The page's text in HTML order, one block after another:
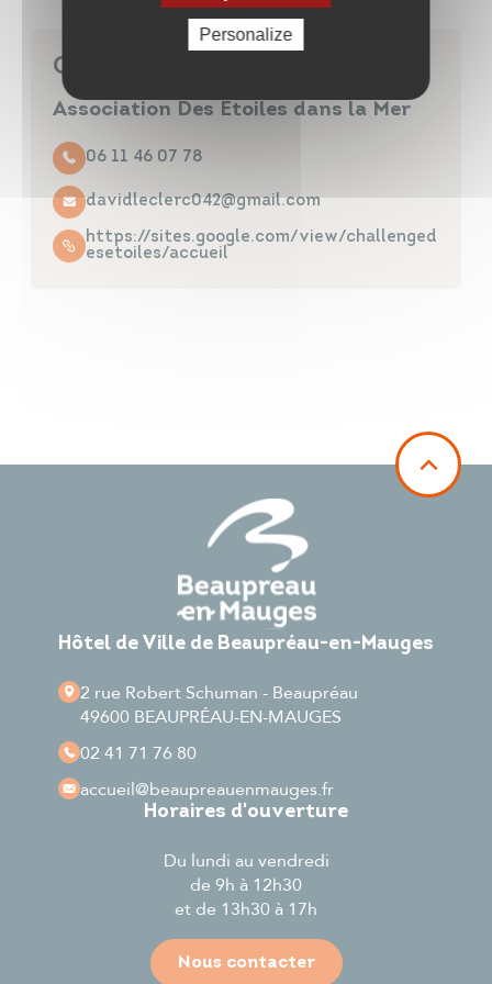
Contact
Association Des Etoiles dans la Mer
06 11 46 07 78
davidleclerc042@gmail.com
https://sites.google.com/view/challenged
esetoiles/accueil
Hôtel de Ville de Beaupréau-en-Mauges
2 rue Robert Schuman - Beaupréau
49600 BEAUPRÉAU-EN-MAUGES
02 41 71 76 80
accueil@beaupreauenmauges.fr
Horaires d'ouverture
Du lundi au vendredi
de 9h à 12h30
et de 13h30 à 17h
Nous contacter
Personalize